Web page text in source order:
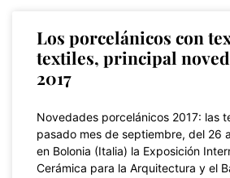
Los porcelánicos con
textiles, principal
2017
Novedades porcelánicos 2017: las
pasado mes de septiembre, del 26
en Bolonia (Italia) la Exposición
Cerámica para la Arquitectura y el